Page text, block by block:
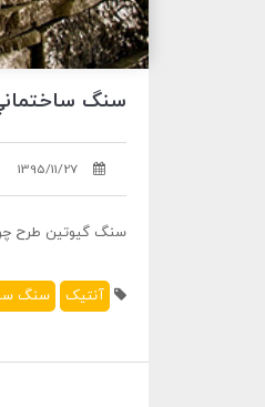
سنگ
1395/11/27
سنگ گيوتين طرح
آنتيک سنگ